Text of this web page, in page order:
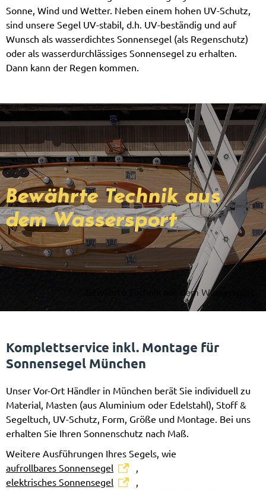
Sonne, Wind und Wetter. Neben einem hohen UV-Schutz,
sind unsere Segel UV-stabil, d.h. UV-beständig und auf
Wunsch als wasserdichtes Sonnensegel (als Regenschutz)
oder als wasserdurchlässiges Sonnensegel zu erhalten.
Dann kann der Regen kommen.
Bewährte Technik aus dem Wassersport
Bewährte Technik aus
dem Wassersport
Komplettservice inkl. Montage für
Sonnensegel München
Unser Vor-Ort Händler in München berät Sie individuell zu
Material, Masten (aus Aluminium oder Edelstahl), Stoff &
Segeltuch, UV-Schutz, Form, Größe und Montage. Bei uns
erhalten Sie Ihren Sonnenschutz nach Maß.
Weitere Ausführungen Ihres Segels, wie
aufrollbares Sonnensegel
,
elektrisches Sonnensegel
,